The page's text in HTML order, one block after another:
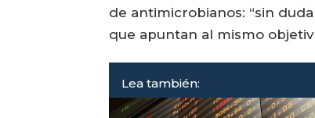
de antimicrobianos: “sin
que apuntan al mismo
Lea también: